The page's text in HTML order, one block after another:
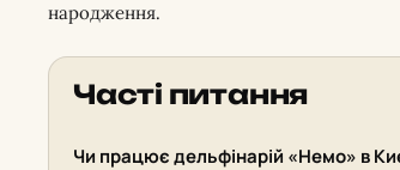
народження.
Часті питання
Чи працює дельфінарій «Немо» в